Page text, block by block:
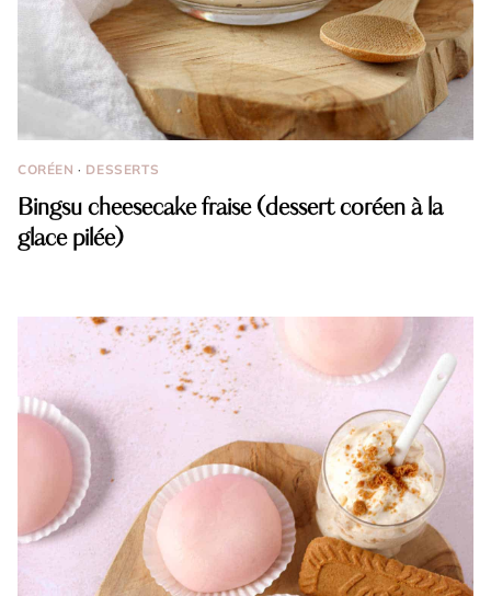
CORÉEN · DESSERTS
Bingsu cheesecake fraise (dessert coréen à la
glace pilée)